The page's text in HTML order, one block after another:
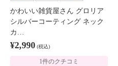
かわいい雑貨屋さん グロリア
シルバーコーティング ネック
カ…
¥2,990 (税込)
1件のクチコミ